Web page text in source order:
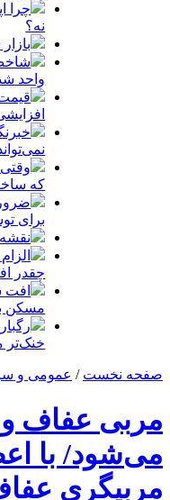
چرا
نه؟
واحد
که
برای
چقدر
افت
مسکن
خنک‌تر
صفحه نخست / عمومی و
مربی عفاف
می‌شود/ با
مربیگری